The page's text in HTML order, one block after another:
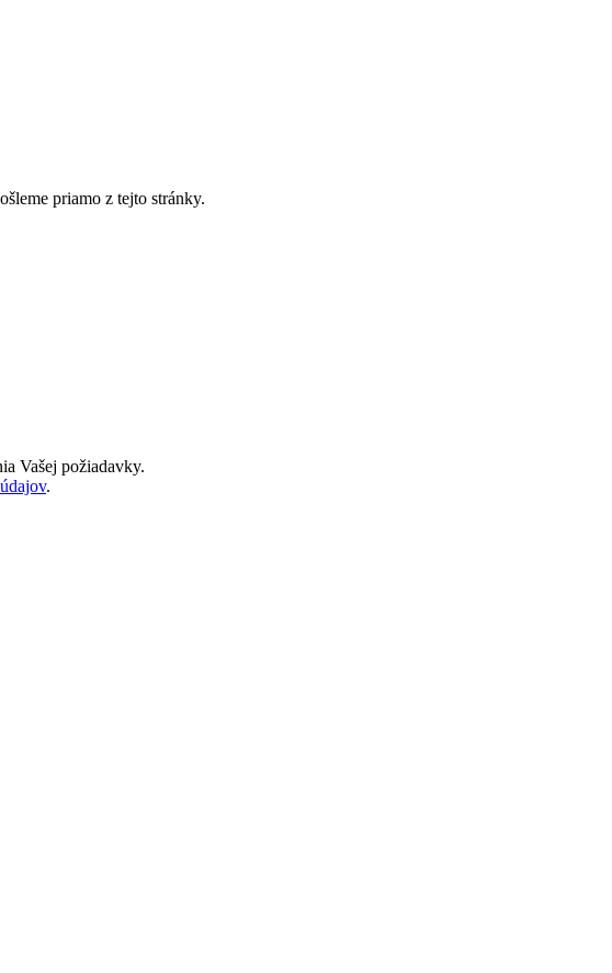
priamo z tejto stránky.
Vašej požiadavky.
.